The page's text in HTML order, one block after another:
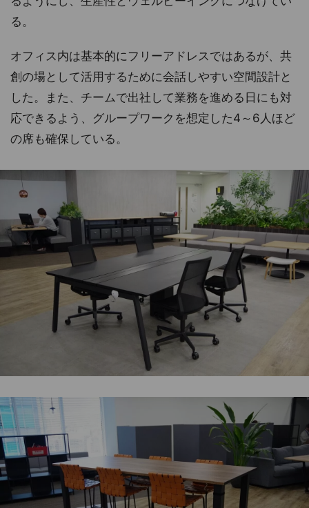
る。
オフィス内は基本的にフリーアドレスではあるが、共
創の場として活用するために会話しやすい空間設計と
した。また、チームで出社して業務を進める日にも対
応できるよう、グループワークを想定した4～6人ほど
の席も確保している。